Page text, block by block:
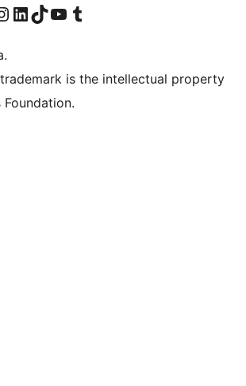
account
page
our Instagram account
Visit our LinkedIn account
Bisitahin ang aming TikTok account
Visit our YouTube channel
Bisitahin ang aming Tumblr account
is the intellectual property